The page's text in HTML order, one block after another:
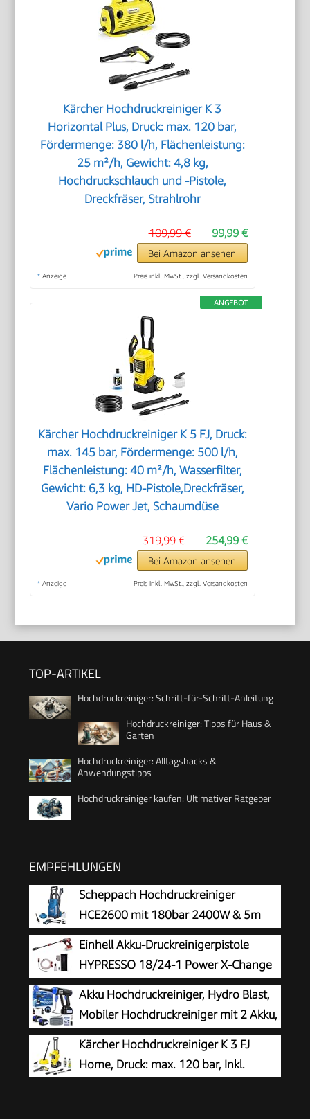
Kärcher Hochdruckreiniger K 3
Horizontal Plus, Druck: max. 120 bar,
Fördermenge: 380 l/h, Flächenleistung:
25 m²/h, Gewicht: 4,8 kg,
Hochdruckschlauch und -Pistole,
Dreckfräser, Strahlrohr
99,99 €
109,99 €
Bei Amazon ansehen
* Anzeige Preis inkl. MwSt., zzgl. Versandkosten
ANGEBOT
Kärcher Hochdruckreiniger K 5 FJ, Druck:
max. 145 bar, Fördermenge: 500 l/h,
Flächenleistung: 40 m²/h, Wasserfilter,
Gewicht: 6,3 kg, HD-Pistole,Dreckfräser,
Vario Power Jet, Schaumdüse
254,99 €
319,99 €
Bei Amazon ansehen
* Anzeige Preis inkl. MwSt., zzgl. Versandkosten
TOP-ARTIKEL
Hochdruckreiniger: Schritt-für-Schritt-Anleitung
Hochdruckreiniger: Tipps für Haus &
Garten
Hochdruckreiniger: Alltagshacks &
Anwendungstipps
Hochdruckreiniger kaufen: Ultimativer Ratgeber
EMPFEHLUNGEN
Scheppach Hochdruckreiniger
HCE2600 mit 180bar 2400W & 5m
Hochdruckschlauch
Einhell Akku-Druckreinigerpistole
HYPRESSO 18/24-1 Power X-Change
(18 V, 24 bar, Mobile Reinigung und
Bewässerung, 240 L/h, inkl. Zubehör, ohne Akku
& Ladegerät)
Akku Hochdruckreiniger, Hydro Blast,
Mobiler Hochdruckreiniger mit 2 Akku,
Akku Druckreiniger für die Balkon- und
Autowäsche, Hochdruckreiniger Akku mit 6-in-1
Multifunktionsdüse
Kärcher Hochdruckreiniger K 3 FJ
Home, Druck: max. 120 bar, Inkl.